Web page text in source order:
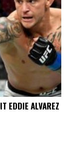
EDDIE ALVAREZ